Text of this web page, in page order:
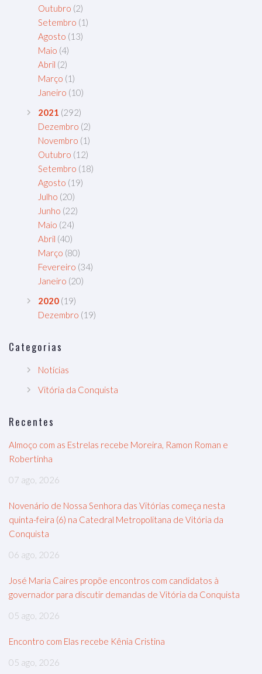
Outubro (2)
Setembro (1)
Agosto (13)
Maio (4)
Abril (2)
Março (1)
Janeiro (10)
2021 (292)
Dezembro (2)
Novembro (1)
Outubro (12)
Setembro (18)
Agosto (19)
Julho (20)
Junho (22)
Maio (24)
Abril (40)
Março (80)
Fevereiro (34)
Janeiro (20)
2020 (19)
Dezembro (19)
Categorias
Notícias
Vitória da Conquista
Recentes
Almoço com as Estrelas recebe Moreira, Ramon Roman e
Robertinha
07 ago, 2026
Novenário de Nossa Senhora das Vitórias começa nesta
quinta-feira (6) na Catedral Metropolitana de Vitória da
Conquista
06 ago, 2026
José Maria Caires propõe encontros com candidatos à
governador para discutir demandas de Vitória da Conquista
05 ago, 2026
Encontro com Elas recebe Kênia Cristina
05 ago, 2026